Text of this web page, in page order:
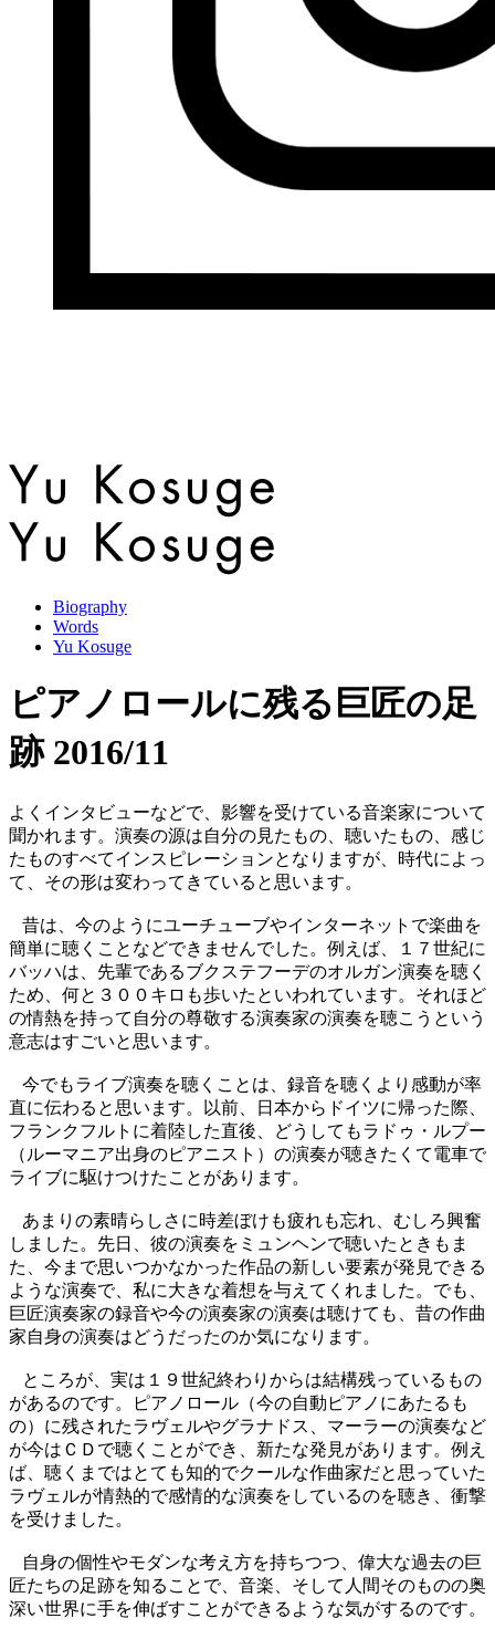
Biography
Words
Yu Kosuge
ピアノロールに残る巨匠の足
跡 2016/11
よくインタビューなどで、影響を受けている音楽家について
聞かれます。演奏の源は自分の見たもの、聴いたもの、感じ
たものすべてインスピレーションとなりますが、時代によっ
て、その形は変わってきていると思います。
昔は、今のようにユーチューブやインターネットで楽曲を
簡単に聴くことなどできませんでした。例えば、１７世紀に
バッハは、先輩であるブクステフーデのオルガン演奏を聴く
ため、何と３００キロも歩いたといわれています。それほど
の情熱を持って自分の尊敬する演奏家の演奏を聴こうという
意志はすごいと思います。
今でもライブ演奏を聴くことは、録音を聴くより感動が率
直に伝わると思います。以前、日本からドイツに帰った際、
フランクフルトに着陸した直後、どうしてもラドゥ・ルプー
（ルーマニア出身のピアニスト）の演奏が聴きたくて電車で
ライブに駆けつけたことがあります。
あまりの素晴らしさに時差ぼけも疲れも忘れ、むしろ興奮
しました。先日、彼の演奏をミュンヘンで聴いたときもま
た、今まで思いつかなかった作品の新しい要素が発見できる
ような演奏で、私に大きな着想を与えてくれました。でも、
巨匠演奏家の録音や今の演奏家の演奏は聴けても、昔の作曲
家自身の演奏はどうだったのか気になります。
ところが、実は１９世紀終わりからは結構残っているもの
があるのです。ピアノロール（今の自動ピアノにあたるも
の）に残されたラヴェルやグラナドス、マーラーの演奏など
が今はＣＤで聴くことができ、新たな発見があります。例え
ば、聴くまではとても知的でクールな作曲家だと思っていた
ラヴェルが情熱的で感情的な演奏をしているのを聴き、衝撃
を受けました。
自身の個性やモダンな考え方を持ちつつ、偉大な過去の巨
匠たちの足跡を知ることで、音楽、そして人間そのものの奥
深い世界に手を伸ばすことができるような気がするのです。